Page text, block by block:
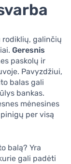
rodiklių, galinčių
Geresnis
paskolų ir
Pavyzdžiui,
balas gali
bankas.
mėnesines
per visą
balą? Yra
gali padėti